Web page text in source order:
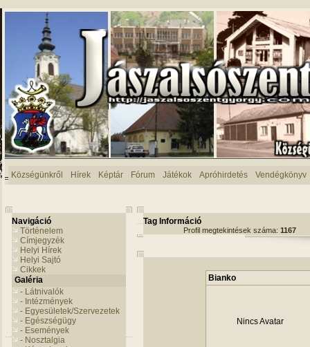
Községünkről Hírek Képtár Fórum Játékok Apróhirdetés Vendégkönyv
Navigáció
Történelem
Címjegyzék
Helyi Hírek
Helyi Sajtó
Cikkek
Galéria
- Látnivalók
- Intézmények
- Egyesületek/Szervezetek
- Egészségügy
- Események
- Nosztalgia
Tag Információ
Profil megtekintések száma: 1167
Bianko
Nincs Avatar